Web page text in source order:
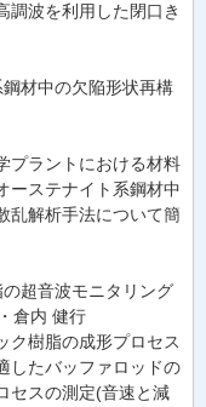
調波を利用した閉口き
材中の欠陥形状再構
プラントにおける材料
ーステナイト系鋼材中
乱解析手法について簡
超音波モニタリング
倉内 健行
ク樹脂の成形プロセス
したバッファロッドの
セスの測定(音速と減